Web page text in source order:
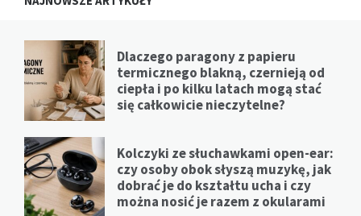
Dlaczego paragony z papieru
termicznego blakną, czernieją od
ciepła i po kilku latach mogą stać
się całkowicie nieczytelne?
Kolczyki ze słuchawkami open-ear:
czy osoby obok słyszą muzykę, jak
dobrać je do kształtu ucha i czy
można nosić je razem z okularami